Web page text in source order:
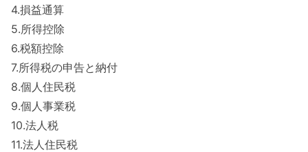
4.損益通算
5.所得控除
6.税額控除
7.所得税の申告と納付
8.個人住民税
9.個人事業税
10.法人税
11.法人住民税